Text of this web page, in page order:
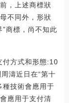
，上述商標狀
不同外，形狀
商標，尚不知此
付方式和形態:10
濤近日在“第十
種技術會應用于
應用于支付清